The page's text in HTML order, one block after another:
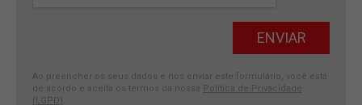
Ao preencher os seus dados e nos enviar este formulário, você está
de acordo e aceita os termos da nossa Política de Privacidade
(LGPD)